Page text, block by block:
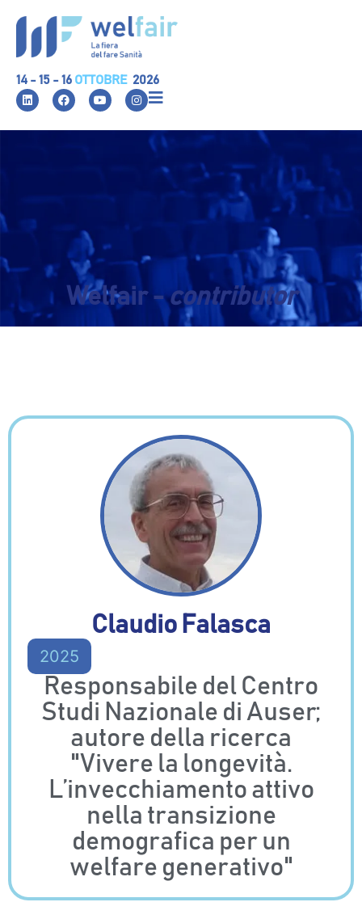
14 - 15 - 16 OTTOBRE 2026
Welfair -contributor
Claudio Falasca
2025
Responsabile del Centro
Studi Nazionale di Auser;
autore della ricerca
"Vivere la longevità.
L’invecchiamento attivo
nella transizione
demografica per un
welfare generativo"